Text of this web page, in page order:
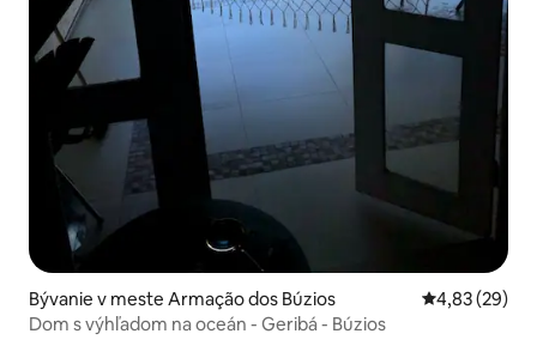
Bývanie v meste Armação dos Búzios Priemerné
4,83 (29)
Dom s výhľadom na oceán - Geribá - Búzios